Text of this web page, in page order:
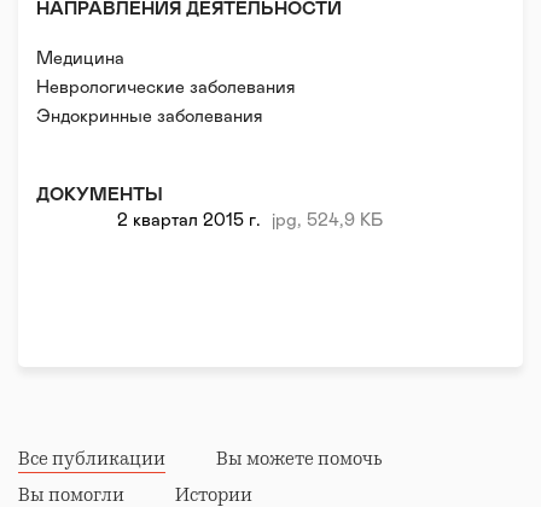
НАПРАВЛЕНИЯ ДЕЯТЕЛЬНОСТИ
Медицина
Неврологические заболевания
Эндокринные заболевания
Заболевания органов и систем
Опорно-двигательные заболевания
ДОКУМЕНТЫ
2 квартал 2015 г.
jpg, 524,9 КБ
Все публикации
Вы можете помочь
Вы помогли
Истории